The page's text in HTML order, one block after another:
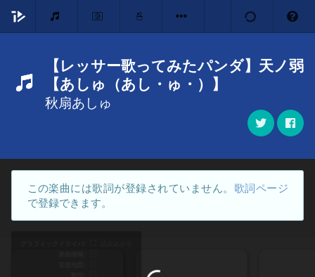
【レッサー歌ってみたパンダ】天ノ弱
【あしゅ（あし・ゅ・）】
秋扇あしゅ
この楽曲には歌詞が登録されていません。 歌詞ページ
で登録できます。